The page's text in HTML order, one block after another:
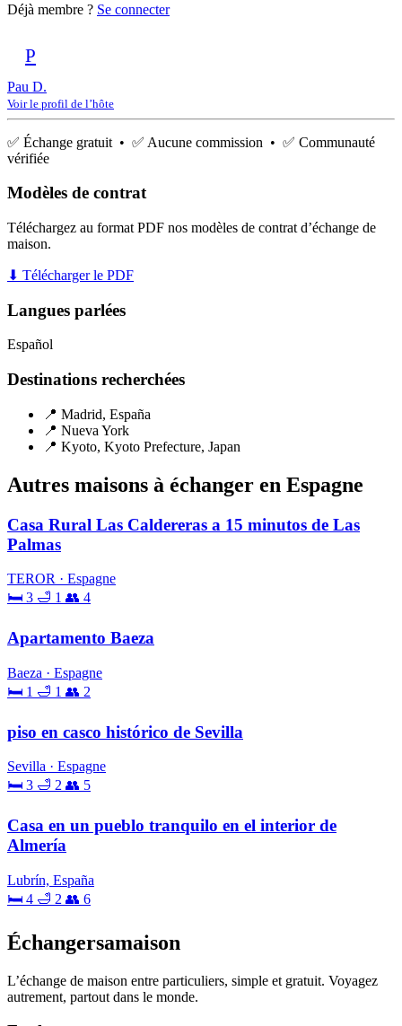
Déjà membre ? Se connecter
P
Pau D.
Voir le profil de l’hôte
✅ Échange gratuit • ✅ Aucune commission • ✅ Communauté
vérifiée
Modèles de contrat
Téléchargez au format PDF nos modèles de contrat d’échange de
maison.
⬇ Télécharger le PDF
Langues parlées
Español
Destinations recherchées
📍 Madrid, España
📍 Nueva York
📍 Kyoto, Kyoto Prefecture, Japan
Autres maisons à échanger en Espagne
Casa Rural Las Caldereras a 15 minutos de Las
Palmas
TEROR · Espagne
🛏 3 🛁 1 👥 4
Apartamento Baeza
Baeza · Espagne
🛏 1 🛁 1 👥 2
piso en casco histórico de Sevilla
Sevilla · Espagne
🛏 3 🛁 2 👥 5
Casa en un pueblo tranquilo en el interior de
Almería
Lubrín, España
🛏 4 🛁 2 👥 6
Échangersamaison
L’échange de maison entre particuliers, simple et gratuit. Voyagez
autrement, partout dans le monde.